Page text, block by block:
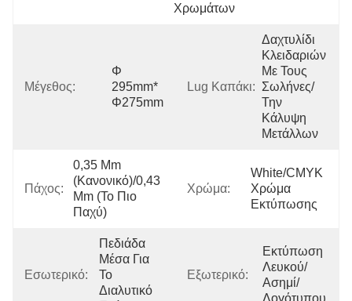
Χρωμάτων
Μέγεθος:
Φ
295mm*
Φ275mm
Lug Καπάκι:
Δαχτυλίδι
Κλειδαριών
Με Τους
Σωλήνες/
Την
Κάλυψη
Μετάλλων
Πάχος:
0,35 Mm
(κανονικό)/0,43
Mm (το Πιο
Παχύ)
Χρώμα:
White/CMYK
Χρώμα
Εκτύπωσης
Εσωτερικό:
Πεδιάδα
Μέσα Για
Το
Διαλυτικό
Εξωτερικό:
Εκτύπωση
Λευκού/
Ασημί/
Λογότυπου